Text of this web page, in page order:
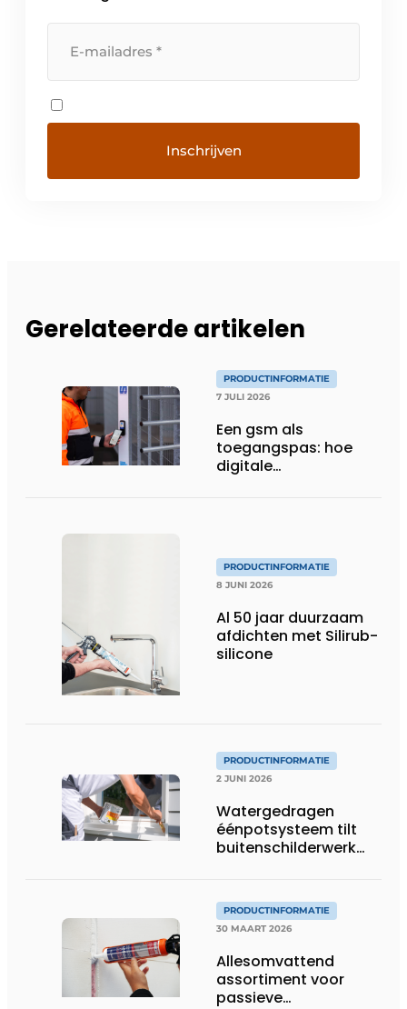
Gerelateerde artikelen
PRODUCTINFORMATIE
7 JULI 2026
Een gsm als
toegangspas: hoe
digitale
PRODUCTINFORMATIE
8 JUNI 2026
Al 50 jaar duurzaam
afdichten met Silirub-
silicone
PRODUCTINFORMATIE
2 JUNI 2026
Watergedragen
éénpotsysteem tilt
buitenschilderwerk
PRODUCTINFORMATIE
30 MAART 2026
Allesomvattend
assortiment voor
passieve